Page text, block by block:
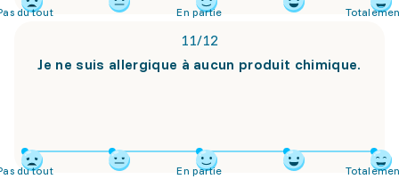
du tout En partie
11/12
Je ne suis allergique à aucun produit chimique.
du tout En partie